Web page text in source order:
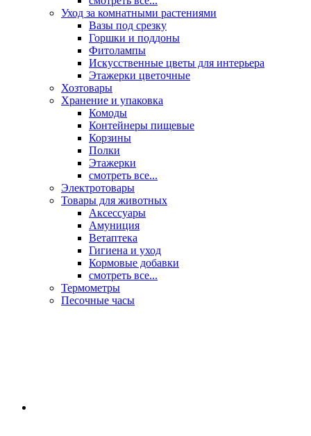
Уход за комнатными растениями
Вазы под срезку
Горшки и поддоны
Фитолампы
Искусственные цветы для интерьера
Этажерки цветочные
Хозтовары
Хранение и упаковка
Комоды
Контейнеры пищевые
Корзины
Полки
Этажерки
смотреть все...
Электротовары
Товары для животных
Аксессуары
Амуниция
Ветаптека
Гигиена и уход
Кормовые добавки
смотреть все...
Термометры
Песочные часы